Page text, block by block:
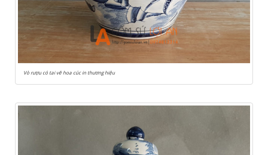
Vò rượu có tai vẽ hoa cúc in thương hiệu